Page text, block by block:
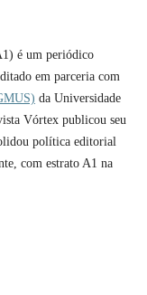
é um periódico
em parceria com
da Universidade
Vórtex publicou seu
política editorial
com estrato A1 na